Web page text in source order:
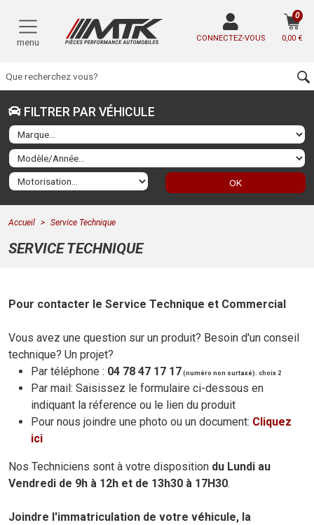
menu CONNECTEZ-VOUS 0,00 €
0
FILTRER PAR VÉHICULE
OK
Accueil Service Technique
SERVICE TECHNIQUE
Pour contacter le Service Technique et Commercial
Vous avez une question sur un produit? Besoin d'un conseil
technique? Un projet?
Par téléphone : 04 78 47 17 17 (numéro non surtaxé). choix 2
Par mail: Saisissez le formulaire ci-dessous en
indiquant la réference ou le lien du produit
Pour nous joindre une photo ou un document: Cliquez
ici
Nos Techniciens sont à votre disposition du Lundi au
Vendredi de 9h à 12h et de 13h30 à 17H30.
Joindre l'immatriculation de votre véhicule, la